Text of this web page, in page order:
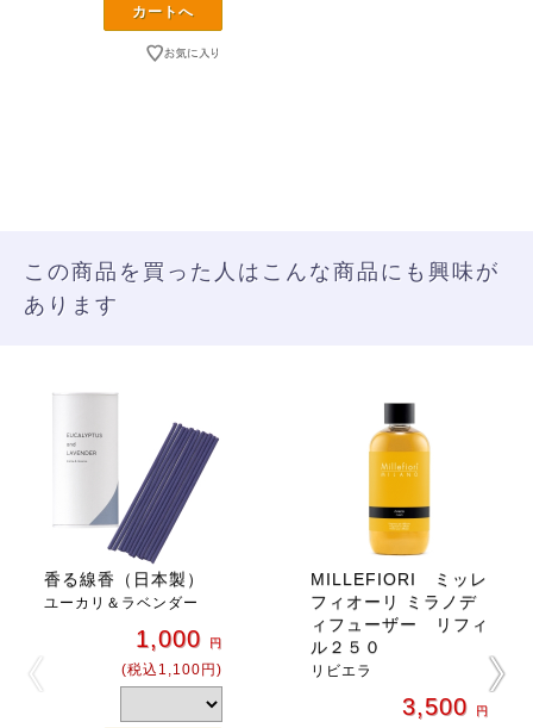
この商品を買った人はこんな商品にも興味が
あります
香る線香（日本製）
ユーカリ＆ラベンダー
1,000 円
(税込1,100円)
MILLEFIORI ミッレ
フィオーリ ミラノデ
ィフューザー リフィ
ル２５０
リビエラ
3,500 円